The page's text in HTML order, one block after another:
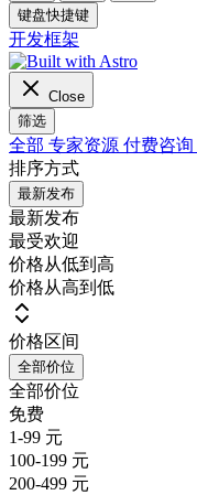
键盘快捷键
开发框架
Close
筛选
全部 专家资源 付费咨询
排序方式
最新发布
最新发布
最受欢迎
价格从低到高
价格从高到低
价格区间
全部价位
全部价位
免费
1-99 元
100-199 元
200-499 元